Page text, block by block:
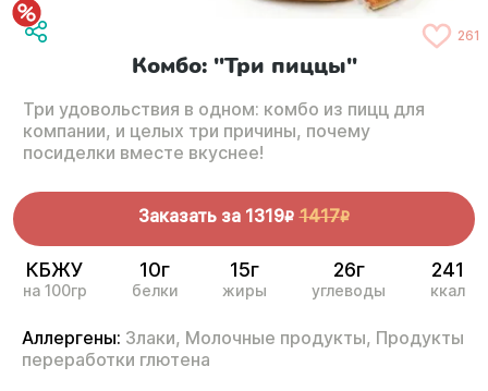
261
Комбо: "Три пиццы"
Три удовольствия в одном: комбо из пицц для
компании, и целых три причины, почему
посиделки вместе вкуснее!
Заказать за 1319R 1417R
КБЖУ
на 100гр
10г
белки
15г
жиры
26г
углеводы
241
ккал
Аллергены: Злаки, Молочные продукты, Продукты
переработки глютена